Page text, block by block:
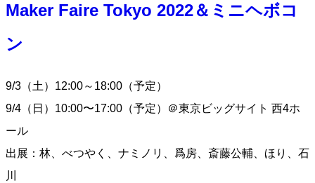
Maker Faire Tokyo 2022＆ミニヘボコ
ン
9/3（土）12:00～18:00（予定）
9/4（日）10:00〜17:00（予定）＠東京ビッグサイト 西4ホ
ール
出展：林、べつやく、ナミノリ、爲房、斎藤公輔、ほり、石
川